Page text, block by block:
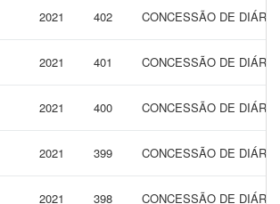
2021 402 CONCESSÃO DE
2021 401 CONCESSÃO DE
2021 400 CONCESSÃO DE
2021 399 CONCESSÃO DE
2021 398 CONCESSÃO DE